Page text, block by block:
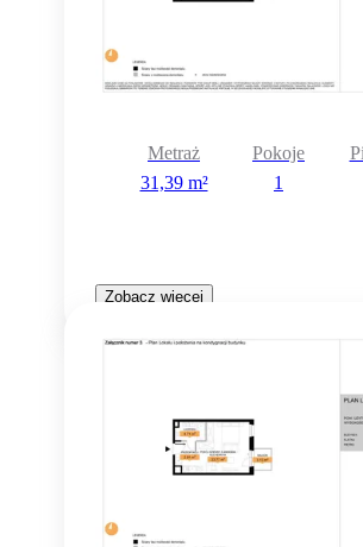
Metraż
31,39 m²
Pokoje
1
Zobacz więcej